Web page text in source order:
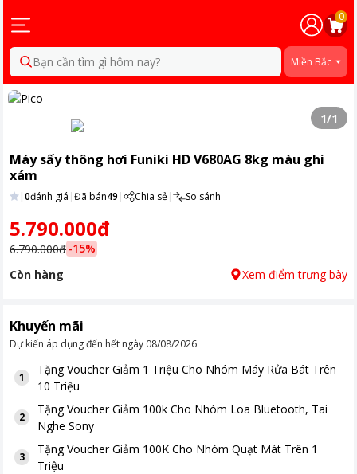
0
Bạn cần tìm gì hôm nay? Miền Bắc
1/1
Máy sấy thông hơi Funiki HD V680AG 8kg màu ghi
xám
|0đánh giá |Đã bán49 | Chia sẻ| So sánh
5.790.000đ
6.790.000đ-15%
Còn hàng
Xem điểm trưng bày
Khuyến mãi
Dự kiến áp dụng đến hết ngày 08/08/2026
1
TặngVoucher Giảm 1 Triệu Cho Nhóm Máy Rửa Bát Trên
10 Triệu
2
TặngVoucher Giảm 100k Cho Nhóm Loa Bluetooth, Tai
Nghe Sony
3
TặngVoucher Giảm 100K Cho Nhóm Quạt Mát Trên 1
Triệu